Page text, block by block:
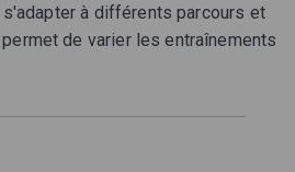
à différents parcours et
de varier les entraînements